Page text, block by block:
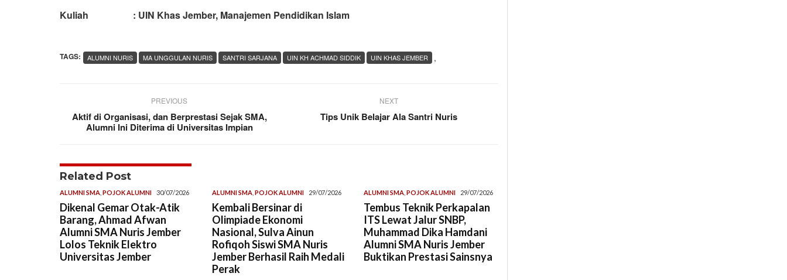
Kuliah : UIN Khas Jember, Manajemen Pendidikan Islam
TAGS: ,
ALUMNI NURIS MA UNGGULAN NURIS SANTRI SARJANA UIN KH ACHMAD SIDDIK UIN KHAS JEMBER
PREVIOUS
Aktif di Organisasi, dan Berprestasi Sejak SMA,
Alumni Ini Diterima di Universitas Impian
NEXT
Tips Unik Belajar Ala Santri Nuris
Related Post
ALUMNI SMA POJOK ALUMNI 30/07/2026
Dikenal Gemar Otak-Atik
Barang, Ahmad Afwan
Alumni SMA Nuris Jember
Lolos Teknik Elektro
Universitas Jember
ALUMNI SMA, POJOK ALUMNI 29/07/2026
Kembali Bersinar di
Olimpiade Ekonomi
Nasional, Sulva Ainun
Rofiqoh Siswi SMA Nuris
Jember Berhasil Raih Medali
Perak
ALUMNI SMA ,POJOK ALUMNI 29/07/2026
Tembus Teknik Perkapalan
ITS Lewat Jalur SNBP,
Muhammad Dika Hamdani
Alumni SMA Nuris Jember
Buktikan Prestasi Sainsnya